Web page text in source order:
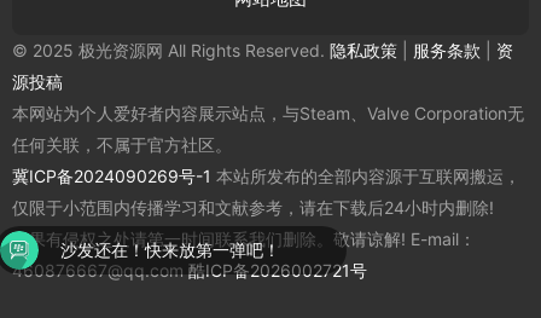
© 2025 极光资源网 All Rights Reserved. 隐私政策 服务条款
资
源投稿
本网站为个人爱好者内容展示站点，与Steam、Valve Corporation无
任何关联，不属于官方社区。
冀ICP备2024090269号-1 本站所发布的全部内容源于互联网搬运，
仅限于小范围内传播学习和文献参考，请在下载后24小时内删除!
如果有侵权之处请第一时间联系我们删除。敬请谅解! E-mail：
460876667@qq.com酷ICP备2026002721号
沙发还在！快来放第一弹吧！